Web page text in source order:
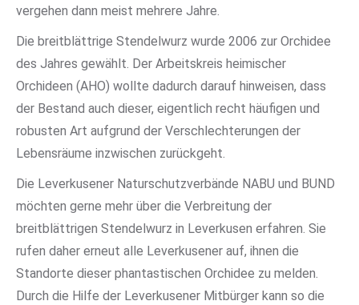
vergehen dann meist mehrere Jahre.
Die breitblättrige Stendelwurz wurde 2006 zur Orchidee
des Jahres gewählt. Der Arbeitskreis heimischer
Orchideen (AHO) wollte dadurch darauf hinweisen, dass
der Bestand auch dieser, eigentlich recht häufigen und
robusten Art aufgrund der Verschlechterungen der
Lebensräume inzwischen zurückgeht.
Die Leverkusener Naturschutzverbände NABU und BUND
möchten gerne mehr über die Verbreitung der
breitblättrigen Stendelwurz in Leverkusen erfahren. Sie
rufen daher erneut alle Leverkusener auf, ihnen die
Standorte dieser phantastischen Orchidee zu melden.
Durch die Hilfe der Leverkusener Mitbürger kann so die